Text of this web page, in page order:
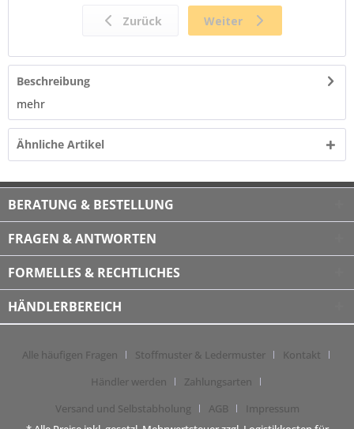
Beschreibung
mehr
Ähnliche Artikel
BERATUNG & BESTELLUNG
FRAGEN & ANTWORTEN
FORMELLES & RECHTLICHES
HÄNDLERBEREICH
Alle häufigen Fragen Stoffmuster & Ledermuster
Kontakt
Händler werden
Zahlungsarten
Versand und Selbstabholung
AGB
Impressum